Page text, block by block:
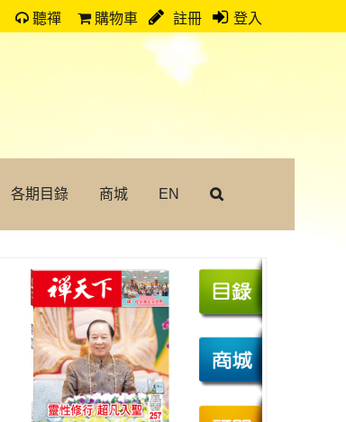
聽禪 購物車 註冊 登入
各期目錄 商城 EN